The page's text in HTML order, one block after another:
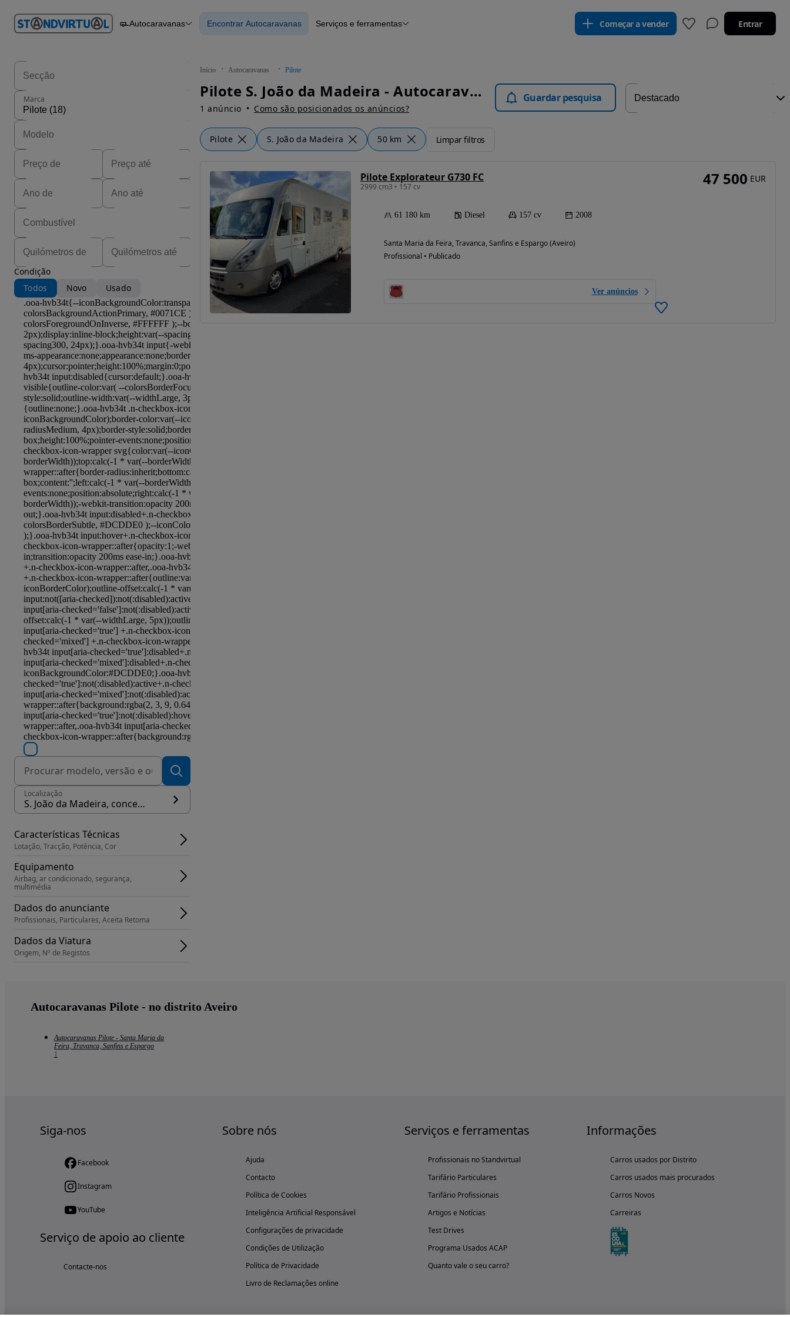
em
Carros Carros
Autocaravanas Encontrar Autocaravanas Serviços e ferramentas Começar a vender Entrar
Início Autocaravanas Pilote
Pilote S. João da Madeira - Autocaravanas
1 anúncio Como são posicionados os anúncios?
Guardar pesquisa
Pilote S. João da Madeira 50 km Limpar filtros
Marca
Condição
Todos
Novo Usado
Localização
S. João da Madeira, concelho São João da Madeira
Características Técnicas
Lotação, Tracção, Potência, Cor
Equipamento
Airbag, ar condicionado, segurança,
multimédia
Dados do anunciante
Profissionais, Particulares, Aceita Retoma
Dados da Viatura
Origem, Nº de Registos
Pilote Explorateur G730 FC
2999 cm3 • 157 cv
61 180 km Diesel 157 cv 2008
Santa Maria da Feira, Travanca, Sanfins e Espargo (Aveiro)
Profissional • Publicado
Ver anúncios
47 500 EUR
Autocaravanas Pilote - no distrito Aveiro
Autocaravanas Pilote - Santa Maria da
Feira, Travanca, Sanfins e Espargo
1
Siga-nos
Facebook
Instagram
YouTube
Serviço de apoio ao cliente
Contacte-nos
Sobre nós
Ajuda
Contacto
Política de Cookies
Inteligência Artificial Responsável
Configurações de privacidade
Condições de Utilização
Política de Privacidade
Livro de Reclamações online
Serviços e ferramentas
Profissionais no Standvirtual
Tarifário Particulares
Tarifário Profissionais
Artigos e Notícias
Test Drives
Programa Usados ACAP
Quanto vale o seu carro?
Informações
Carros usados por Distrito
Carros usados mais procurados
Carros Novos
Carreiras